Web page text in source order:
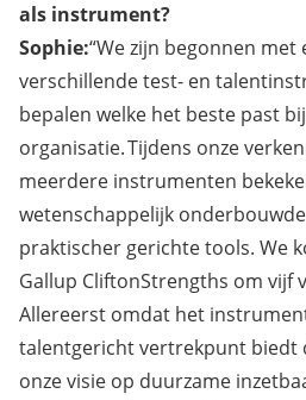
als instrument?
Sophie:“We zijn begonnen met
verschillende test- en
bepalen welke het beste past
organisatie. Tijdens onze
meerdere instrumenten
wetenschappelijk
praktischer gerichte tools. We
Gallup CliftonStrengths om vijf
Allereerst omdat het
talentgericht vertrekpunt biedt
onze visie op duurzame